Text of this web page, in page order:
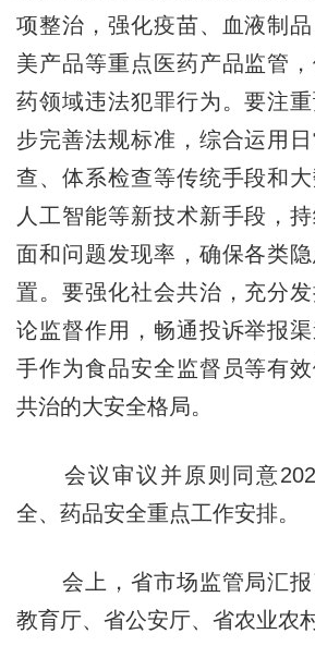
项整治，强化疫苗、血液制
美产品等重点医药产品监管
药领域违法犯罪行为。要注
步完善法规标准，综合运用
查、体系检查等传统手段和大
人工智能等新技术新手段，
面和问题发现率，确保各类
置。要强化社会共治，充分
论监督作用，畅通投诉举报
手作为食品安全监督员等有
共治的大安全格局。
会议审议并原则同意
全、药品安全重点工作安排。
会上，省市场监管局汇报
教育厅、省公安厅、省农业农